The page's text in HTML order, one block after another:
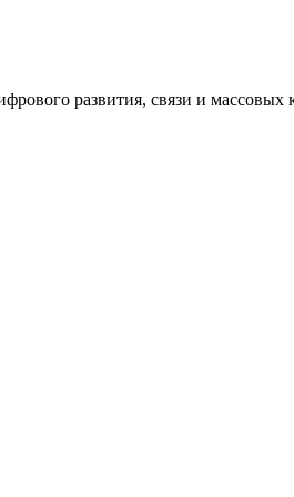
развития, связи и